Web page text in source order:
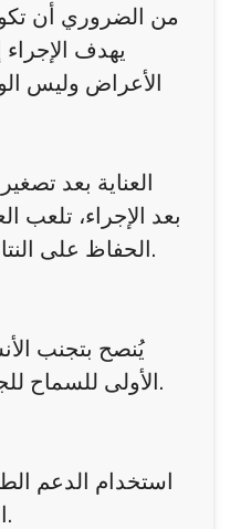
من الضروري أن
يهدف
الأعراض وليس
العناية بعد
بعد الإجراء، تلعب
الحفاظ على النتائج وتحسين عملية التعافي.
يُنصح بتجنب
الأولى للسماح للجسم بالشفاء بشكل صحيح.
استخدام الدعم
الثدي الجديد وتقليل التورم.